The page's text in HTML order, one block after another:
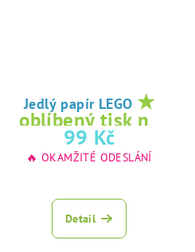
Jedlý papír LEGO ★
oblíbený tisk na
jedlý papír
99 Kč
🔥 OKAMŽITÉ ODESLÁNÍ
Detail